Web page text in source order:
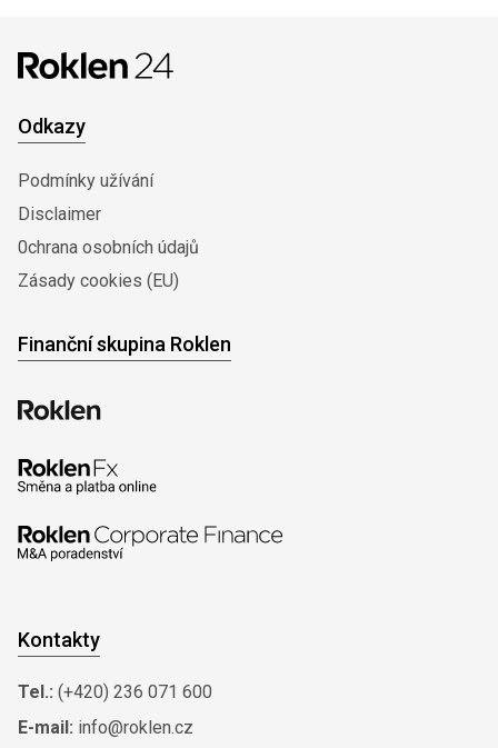
Odkazy
Podmínky užívání
Disclaimer
0chrana osobních údajů
Zásady cookies (EU)
Finanční skupina Roklen
Kontakty
Tel.: (+420) 236 071 600
E-mail: info@roklen.cz